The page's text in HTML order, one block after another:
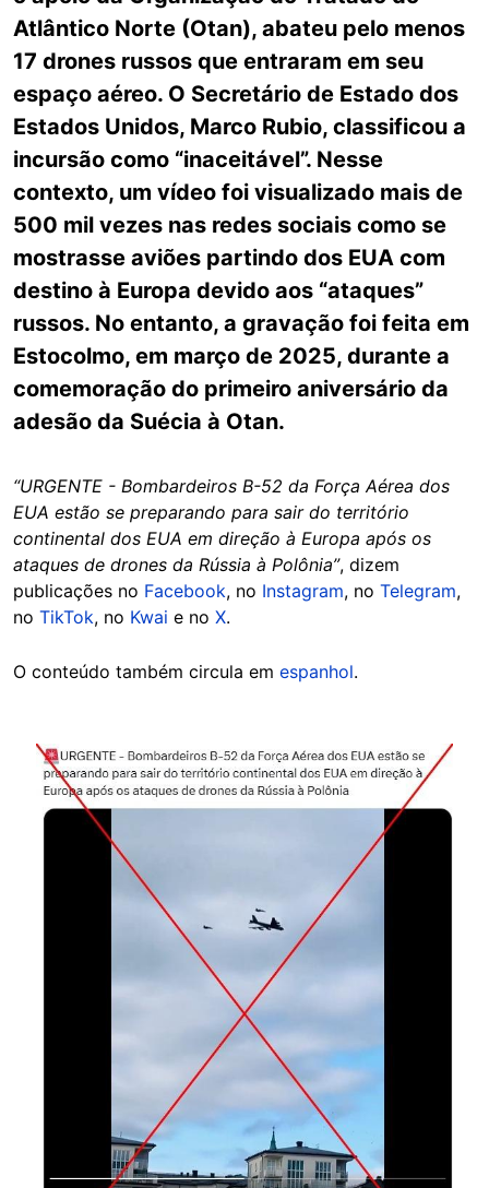
Atlântico Norte (Otan), abateu pelo menos
17 drones russos que entraram em seu
espaço aéreo. O Secretário de Estado dos
Estados Unidos, Marco Rubio, classificou a
incursão como “inaceitável”. Nesse
contexto, um vídeo foi visualizado mais de
500 mil vezes nas redes sociais como se
mostrasse aviões partindo dos EUA com
destino à Europa devido aos “ataques”
russos. No entanto, a gravação foi feita em
Estocolmo, em março de 2025, durante a
comemoração do primeiro aniversário da
adesão da Suécia à Otan.
“URGENTE - Bombardeiros B-52 da Força Aérea dos
EUA estão se preparando para sair do território
continental dos EUA em direção à Europa após os
ataques de drones da Rússia à Polônia”, dizem
publicações no Facebook, no Instagram, no Telegram,
no TikTok, no Kwai e no X.
O conteúdo também circula em espanhol.
Image